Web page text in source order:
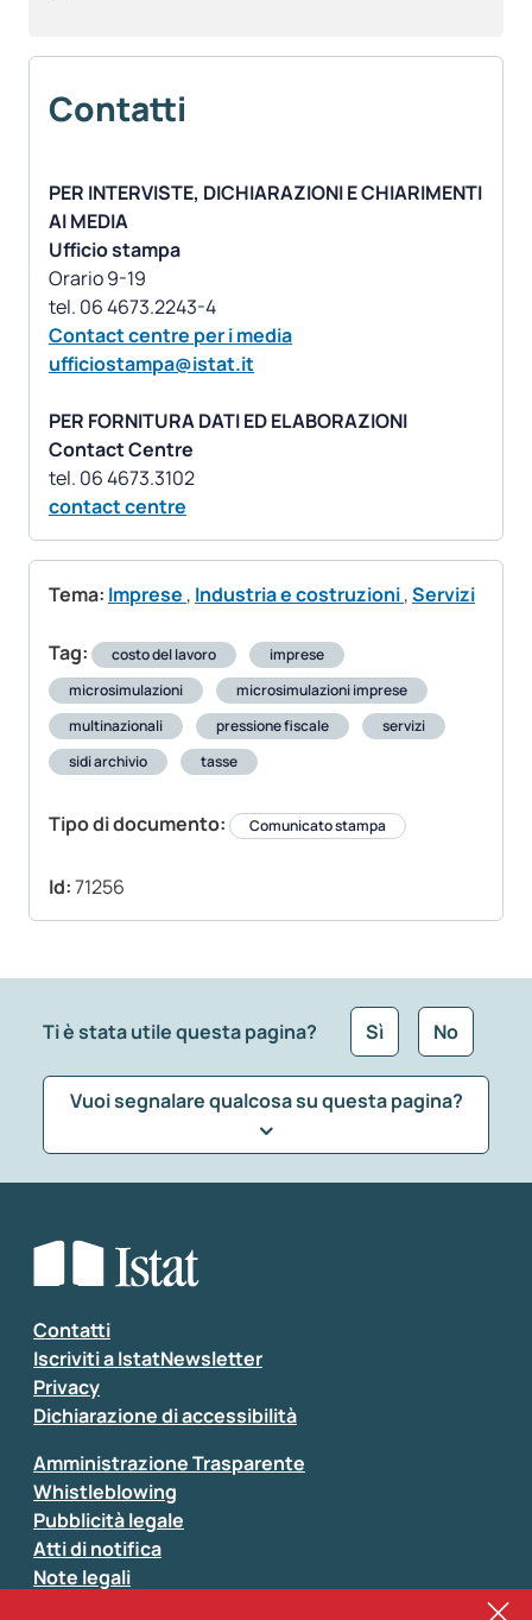
Contatti
PER INTERVISTE, DICHIARAZIONI E CHIARIMENTI
AI MEDIA
Ufficio stampa
Orario 9-19
Contact centre per i media
ufficiostampa@istat.it
PER FORNITURA DATI ED ELABORAZIONI
Contact Centre
contact centre
Tema: Imprese , Industria e costruzioni,Servizi
Tag: costo del lavoro
imprese
microsimulazioni
microsimulazioni imprese
multinazionali
pressione fiscale
servizi
sidi archivio
tasse
Tipo di documento: Comunicato stampa
Id:71256
Ti è stata utile questa pagina? Sì No
Vuoi segnalare qualcosa su questa pagina?
Seleziona la tipologia della segnalazione
Inserisci il tuo commento
Contatti
Iscriviti a IstatNewsletter
Privacy
Dichiarazione di accessibilità
Amministrazione Trasparente
Whistleblowing
Pubblicità legale
Atti di notifica
Note legali